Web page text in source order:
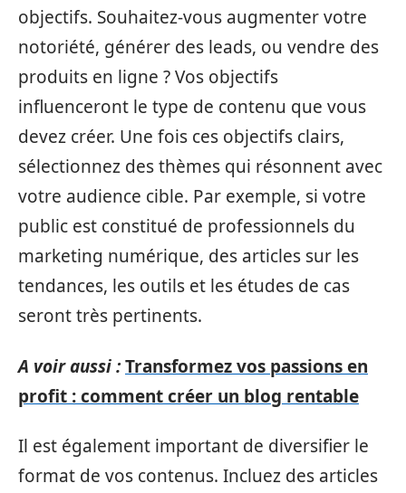
objectifs. Souhaitez-vous augmenter votre
notoriété, générer des leads, ou vendre des
produits en ligne ? Vos objectifs
influenceront le type de contenu que vous
devez créer. Une fois ces objectifs clairs,
sélectionnez des thèmes qui résonnent avec
votre audience cible. Par exemple, si votre
public est constitué de professionnels du
marketing numérique, des articles sur les
tendances, les outils et les études de cas
seront très pertinents.
A voir aussi :Transformez vos passions en
profit : comment créer un blog rentable
Il est également important de diversifier le
format de vos contenus. Incluez des articles